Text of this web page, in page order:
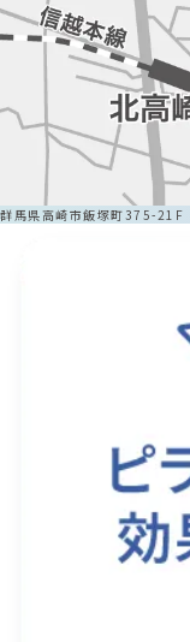
群馬県高崎市飯塚町375-21F